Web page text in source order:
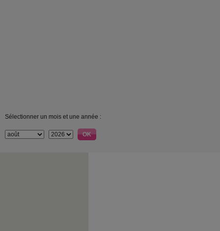
Sélectionner un mois et une année :